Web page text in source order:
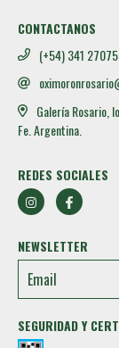
CONTACTANOS
(+54) 341
Galería Rosario,
Fe. Argentina.
REDES SOCIALES
NEWSLETTER
SEGURIDAD Y